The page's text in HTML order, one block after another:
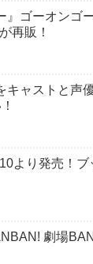
』ゴーオンゴ
再販！
キャストと声
より発売！
劇場